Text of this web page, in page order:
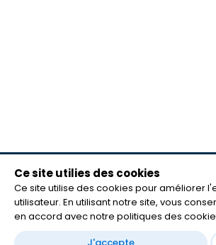
Ce site utilies des cookies
Ce site utilise des cookies pour améliorer
utilisateur. En utilisant notre site, vous
en accord avec notre politiques des